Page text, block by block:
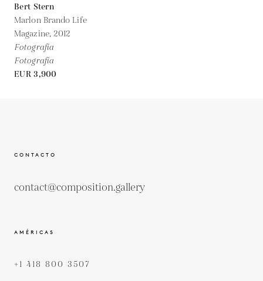
Bert Stern
Marlon Brando Life
Magazine, 2012
Fotografía
Fotografía
EUR 3,900
CONTACTO
contact@composition.gallery
AMÉRICAS
+1 418 800 3507